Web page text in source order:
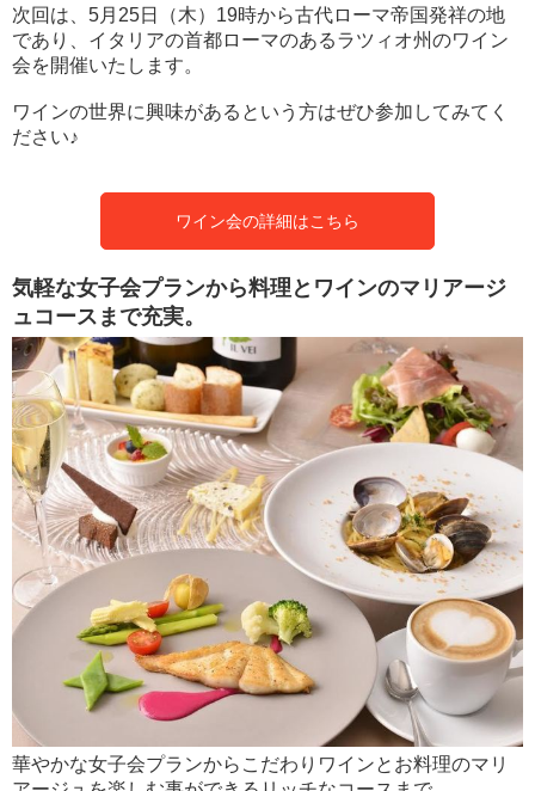
次回は、5月25日（木）19時から古代ローマ帝国発祥の地
であり、イタリアの首都ローマのあるラツィオ州のワイン
会を開催いたします。
ワインの世界に興味があるという方はぜひ参加してみてく
ださい♪
ワイン会の詳細はこちら
気軽な女子会プランから料理とワインのマリアージ
ュコースまで充実。
華やかな女子会プランからこだわりワインとお料理のマリ